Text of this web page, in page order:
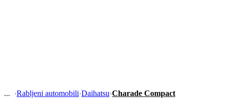
›Rabljeni automobili›Daihatsu›Charade Compact